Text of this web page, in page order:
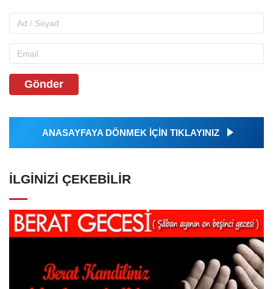
Gönder
ANASAYFAYA DÖNMEK İÇİN TIKLAYINIZ
İLGINIZI ÇEKEBILIR